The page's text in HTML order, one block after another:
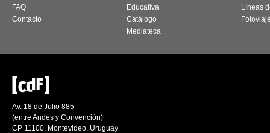
FAQ
Contacto
Educativa
Catálogo
Mediateca
Líneas
Av. 18 de Julio 885
(entre Andes y Convención)
CP 11100. Montevideo. Uruguay